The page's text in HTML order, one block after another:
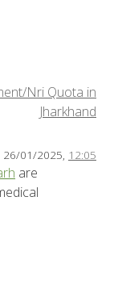
Nri Quota in
Jharkhand
26/01/2025, 12:05
are